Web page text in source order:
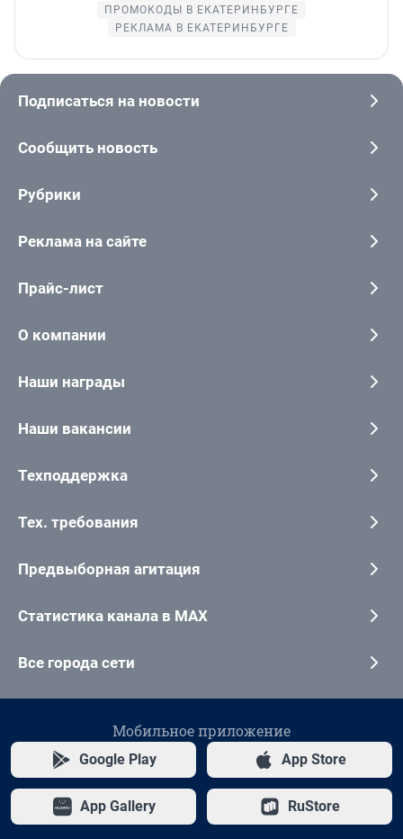
ПРОМОКОДЫ В ЕКАТЕРИНБУРГЕ
РЕКЛАМА В ЕКАТЕРИНБУРГЕ
Подписаться на новости
Сообщить новость
Рубрики
Реклама на сайте
Прайс-лист
О компании
Наши награды
Наши вакансии
Техподдержка
Тех. требования
Предвыборная агитация
Статистика канала в MAX
Все города сети
Мобильное приложение
Google Play App Store
App Gallery RuStore